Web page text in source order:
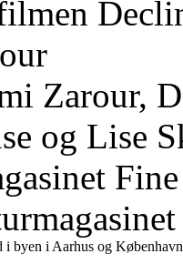
Zarour,
og Lise
byen i Aarhus og København